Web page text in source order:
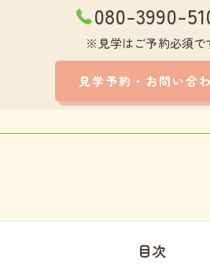
080-3990-
※見学はご予約必須で
見学予約・お問い合
目次